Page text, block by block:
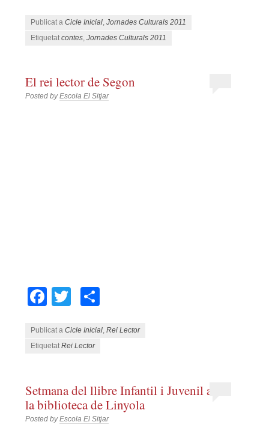
Publicat aCicle Inicial ,Jornades Culturals 2011
Etiquetatcontes ,Jornades Culturals 2011
El rei lector de Segon
Posted byEscola El Sitjar
Facebook
Twitter
Publicat aCicle Inicial,Rei Lector
EtiquetatRei Lector
Setmana del llibre Infantil i Juvenil a
la biblioteca de Linyola
Posted byEscola El Sitjar